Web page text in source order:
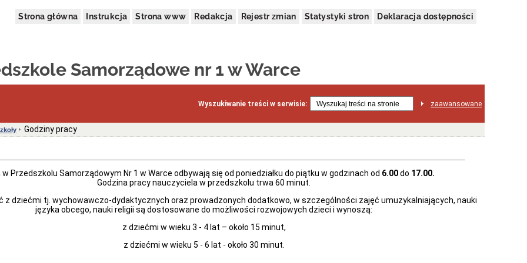
Strona główna Instrukcja Strona www Redakcja Rejestr zmian Statystyki stron Deklaracja dostępności
Samorządowe nr 1 w Warce
Wyszukiwanie treści w serwisie: zaawansowane
Godziny pracy
Przedszkolu Samorządowym Nr 1 w Warce odbywają się od poniedziałku do piątku w godzinach od 6.00do 17.00.
Godzina pracy nauczyciela w przedszkolu trwa 60 minut.
z dziećmi tj. wychowawczo-dydaktycznych oraz prowadzonych dodatkowo, w szczególności zajęć umuzykalniających, nauki
języka obcego, nauki religii są dostosowane do możliwości rozwojowych dzieci i wynoszą:
z dziećmi w wieku 3 - 4 lat – około 15 minut,
z dziećmi w wieku 5 - 6 lat - około 30 minut.